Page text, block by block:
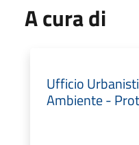
A cura di
Ufficio
Ambiente -